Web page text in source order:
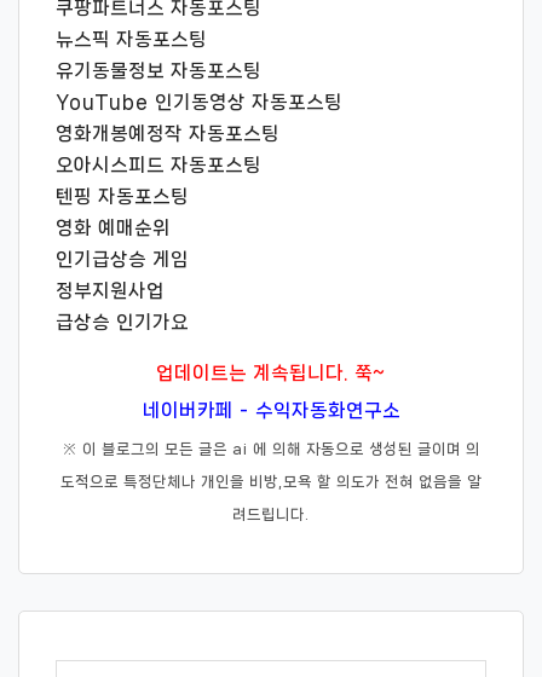
쿠팡파트너스 자동포스팅
뉴스픽 자동포스팅
유기동물정보 자동포스팅
YouTube 인기동영상 자동포스팅
영화개봉예정작 자동포스팅
오아시스피드 자동포스팅
텐핑 자동포스팅
영화 예매순위
인기급상승 게임
정부지원사업
급상승 인기가요
업데이트는 계속됩니다. 쭉~
네이버카페 - 수익자동화연구소
※ 이 블로그의 모든 글은 ai 에 의해 자동으로 생성된 글이며 의
도적으로 특정단체나 개인을 비방,모욕 할 의도가 전혀 없음을 알
려드립니다.
검